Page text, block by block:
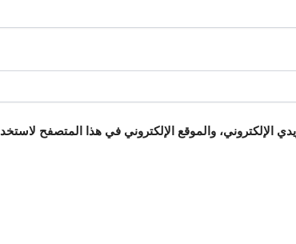
الإلكتروني، والموقع الإلكتروني في هذا المتصفح